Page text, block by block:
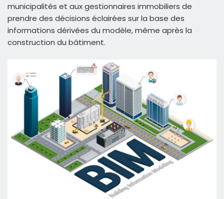
municipalités et aux gestionnaires immobiliers de
prendre des décisions éclairées sur la base des
informations dérivées du modèle, même après la
construction du bâtiment.